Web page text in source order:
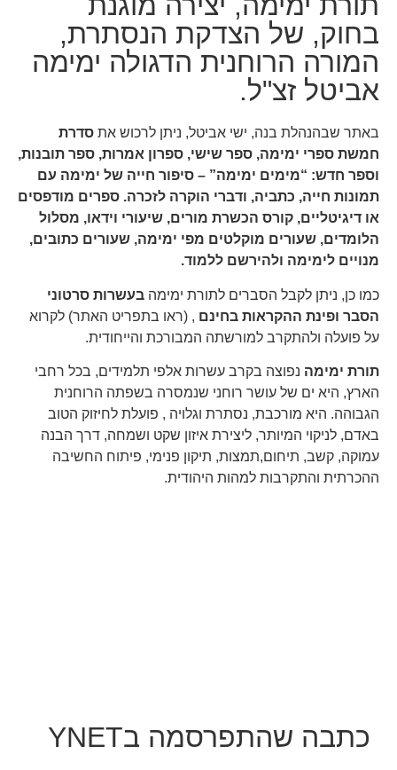
בחוק, של הצדקת הנסתרת,
המורה הרוחנית הדגולה ימימה
אביטל זצ"ל.
באתר שבהנהלת בנה, ישי אביטל, ניתן לרכוש את סדרת
חמשת ספרי ימימה, ספר שישי, ספרון אמרות, ספר תובנות,
וספר חדש: “מימים ימימה” – סיפור חייה של ימימה עם
תמונות חייה, כתביה, ודברי הוקרה לזכרה. ספרים מודפסים
או דיגיטליים, קורס הכשרת מורים, שיעורי וידאו, מסלול
הלומדים, שעורים מוקלטים מפי ימימה, שעורים כתובים,
מנויים לימימה ולהירשם ללמוד.
כמו כן, ניתן לקבל הסברים לתורת ימימה בעשרות סרטוני
הסבר ופינת ההקראות בחינם , (ראו בתפריט האתר) לקרוא
על פועלה ולהתקרב למורשתה המבורכת והייחודית.
תורת ימימה נפוצה בקרב עשרות אלפי תלמידים, בכל רחבי
הארץ, היא ים של עושר רוחני שנמסרה בשפתה הרוחנית
הגבוהה. היא מורכבת, נסתרת וגלויה , פועלת לחיזוק הטוב
באדם, לניקוי המיותר, ליצירת איזון שקט ושמחה, דרך הבנה
עמוקה, קשב, תיחום,תמצות, תיקון פנימי, פיתוח החשיבה
ההכרתית והתקרבות למהות היהודית.
כתבה שהתפרסמה בYNET